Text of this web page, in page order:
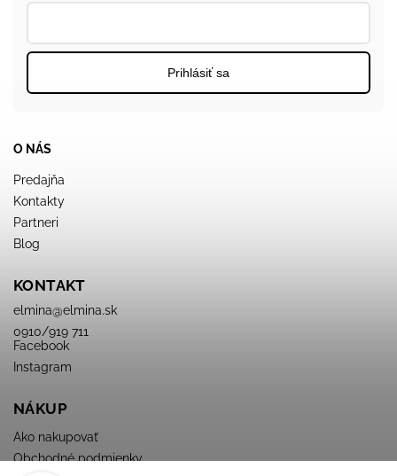
O NÁS
Predajňa
Kontakty
Partneri
Blog
KONTAKT
elmina@elmina.sk
0910/919 711
Facebook
Instagram
NÁKUP
Ako nakupovať
Obchodné podmienky
Prihlásiť sa